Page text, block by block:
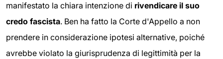
manifestato la chiara intenzione di rivendicare il suo
credo fascista. Ben ha fatto la Corte d'Appello a non
prendere in considerazione ipotesi alternative, poiché
avrebbe violato la giurisprudenza di legittimità per la